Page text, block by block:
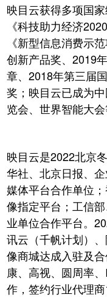
映目云获得多项国
《科技助力经济
《新型信息消费示
创新产品奖、2019
章、2018年第三届
奖；映目云已成为
览会、世界智能大
映目云是2022北京
华社、北京日报、
媒体平台合作单位
像指定平台；工信
业单位合作平台。
讯云（千帆计划）
像商城达成入驻及
康、高视、圆周率
作，签约行业代理商